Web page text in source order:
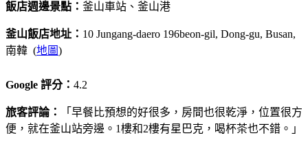
飯店週邊景點： 釜山車站、釜山港
釜山飯店地址： 10 Jungang-daero 196beon-gil, Dong-gu, Busan,
南韓 (地圖)
Google 評分： 4.2
旅客評論：
「早餐比預想的好很多，房間也很乾淨，位置很方
便，就在釜山站旁邊。1樓和2樓有星巴克，喝杯茶也不錯。」